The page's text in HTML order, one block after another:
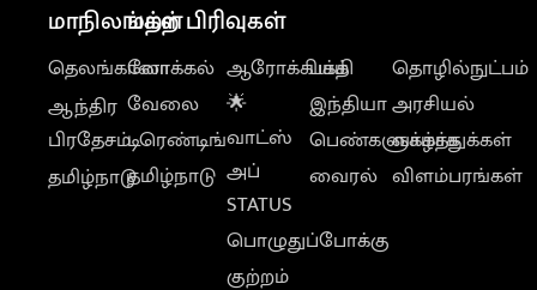
மாநிலங்கள்
தெலங்கானா
ஆந்திர
பிரதேசம்
தமிழ்நாடு
மற்ற பிரிவுகள்
லோக்கல்
வேலை
டிரெண்டிங்
தமிழ்நாடு
ஆரோக்கியம்
🌟
வாட்ஸ்
அப்
STATUS
பொழுதுப்போக்கு
குற்றம்
பக்தி
இந்தியா
பெண்களுக்காக
வைரல்
தொழில்நுட்பம்
அரசியல்
வாழ்த்துக்கள்
விளம்பரங்கள்